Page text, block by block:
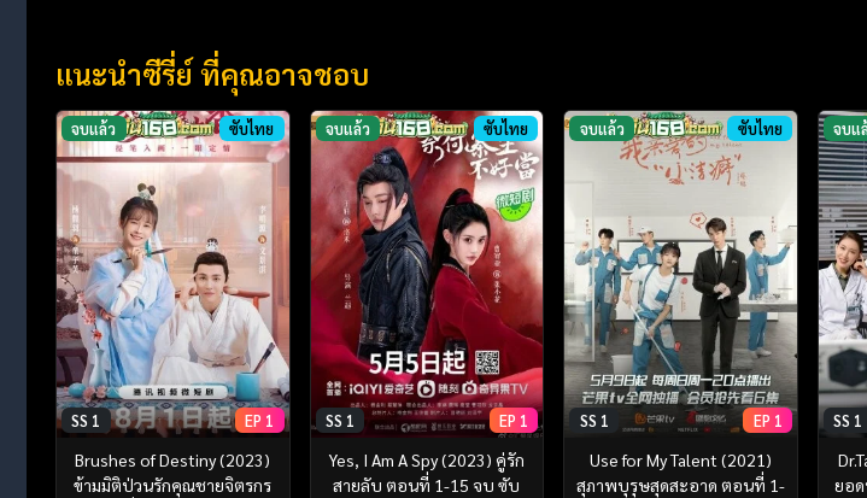
แนะนำซีรี่ย์ ที่คุณอาจชอบ
จบแล้ว ซับไทย
SS 1 EP 1
Brushes of Destiny (2023)
ข้ามมิติป่วนรักคุณชายจิตรกร
จบแล้ว ซับไทย
SS 1 EP 1
Yes, I Am A Spy (2023) คู่รัก
สายลับ ตอนที่ 1-15 จบ ซับ
จบแล้ว ซับไทย
SS 1 EP 1
Use for My Talent (2021)
สุภาพบุรุษสุดสะอาด ตอนที่ 1-
จบแ
SS 1
ยอ